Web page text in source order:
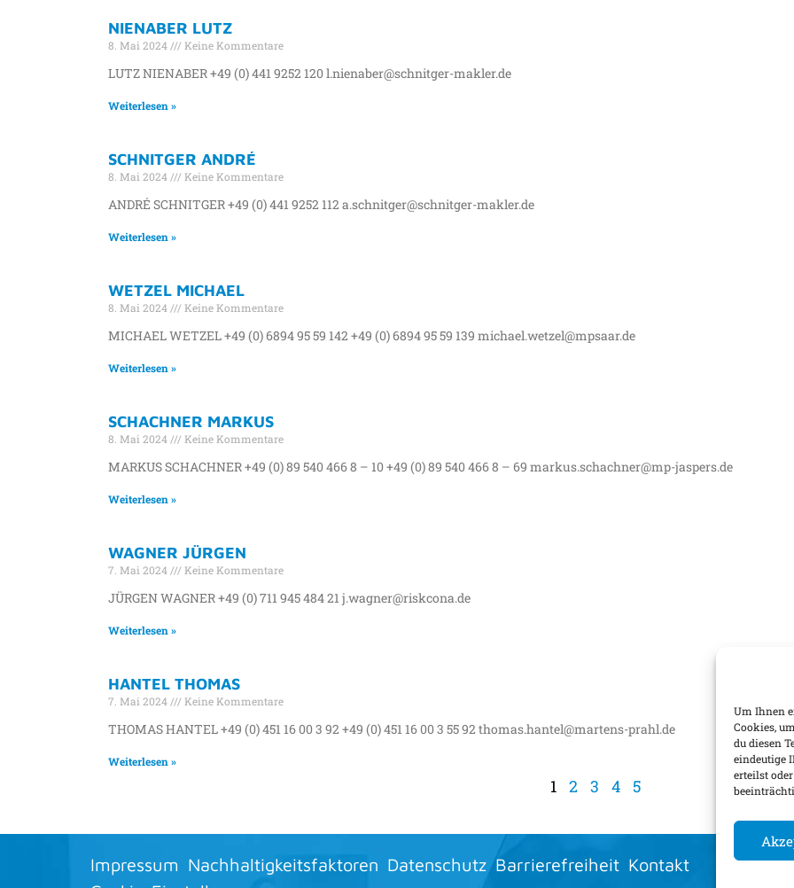
Um Ihnen
Cookies,
du diesen
eindeutige
erteilst
NIENABER LUTZ
8. Mai 2024 Keine Kommentare
LUTZ NIENABER +49 (0) 441 9252 120 l.nienaber@schnitger-makler.de
Weiterlesen »
SCHNITGER ANDRÉ
8. Mai 2024 Keine Kommentare
ANDRÉ SCHNITGER +49 (0) 441 9252 112 a.schnitger@schnitger-makler.de
Weiterlesen »
WETZEL MICHAEL
8. Mai 2024 Keine Kommentare
MICHAEL WETZEL +49 (0) 6894 95 59 142 +49 (0) 6894 95 59 139 michael.wetzel@mpsaar.de
Weiterlesen »
SCHACHNER MARKUS
8. Mai 2024 Keine Kommentare
MARKUS SCHACHNER +49 (0) 89 540 466 8 – 10 +49 (0) 89 540 466 8 – 69 markus.schachner@mp-jaspers.de
Weiterlesen »
WAGNER JÜRGEN
7. Mai 2024 Keine Kommentare
JÜRGEN WAGNER +49 (0) 711 945 484 21 j.wagner@riskcona.de
Weiterlesen »
HANTEL THOMAS
7. Mai 2024 Keine Kommentare
THOMAS HANTEL +49 (0) 451 16 00 3 92 +49 (0) 451 16 00 3 55 92 thomas.hantel@martens-prahl.de
Weiterlesen »
1 2 3 4 5
Impressum Nachhaltigkeitsfaktoren Datenschutz Barrierefreiheit Kontakt